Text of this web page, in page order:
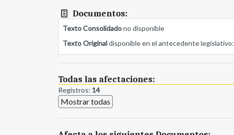
Documentos:
Texto Consolidadono disponible
Texto Originaldisponible en el antecedente legislativo:
Todas las afectaciones:
Registros: 14
Mostrar todas